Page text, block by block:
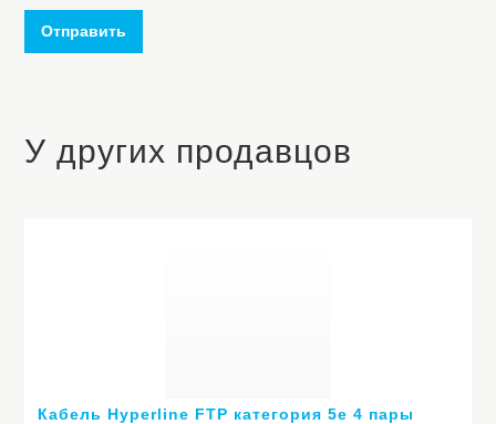
Отправить
У других продавцов
Кабель Hyperline FTP категория 5e 4 пары